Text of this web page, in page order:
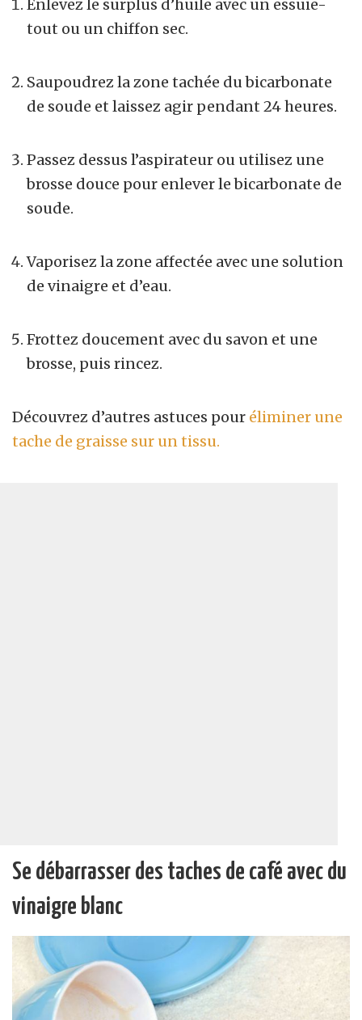
Enlevez le surplus d’huile avec un essuie-
tout ou un chiffon sec.
Saupoudrez la zone tachée du bicarbonate
de soude et laissez agir pendant 24 heures.
Passez dessus l’aspirateur ou utilisez une
brosse douce pour enlever le bicarbonate de
soude.
Vaporisez la zone affectée avec une solution
de vinaigre et d’eau.
Frottez doucement avec du savon et une
brosse, puis rincez.
Découvrez d’autres astuces pour éliminer une
tache de graisse sur un tissu.
Se débarrasser des taches de café avec du
vinaigre blanc